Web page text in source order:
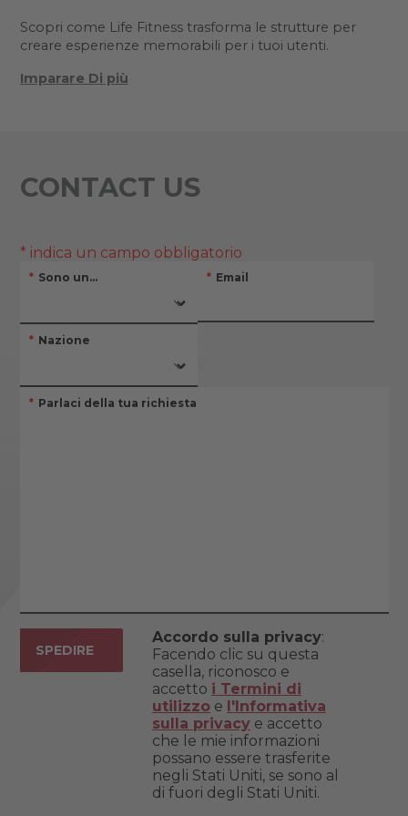
Scopri come Life Fitness trasforma le strutture per
creare esperienze memorabili per i tuoi utenti.
Imparare Di più
CONTACT US